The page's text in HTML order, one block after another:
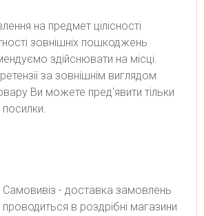
на предмет цілісності
зовнішніх пошкоджень
здійснювати на місці.
за зовнішнім виглядом
Ви можете пред'явити тільки
Самовивіз - доставка замовлень
проводиться в роздрібні магазини